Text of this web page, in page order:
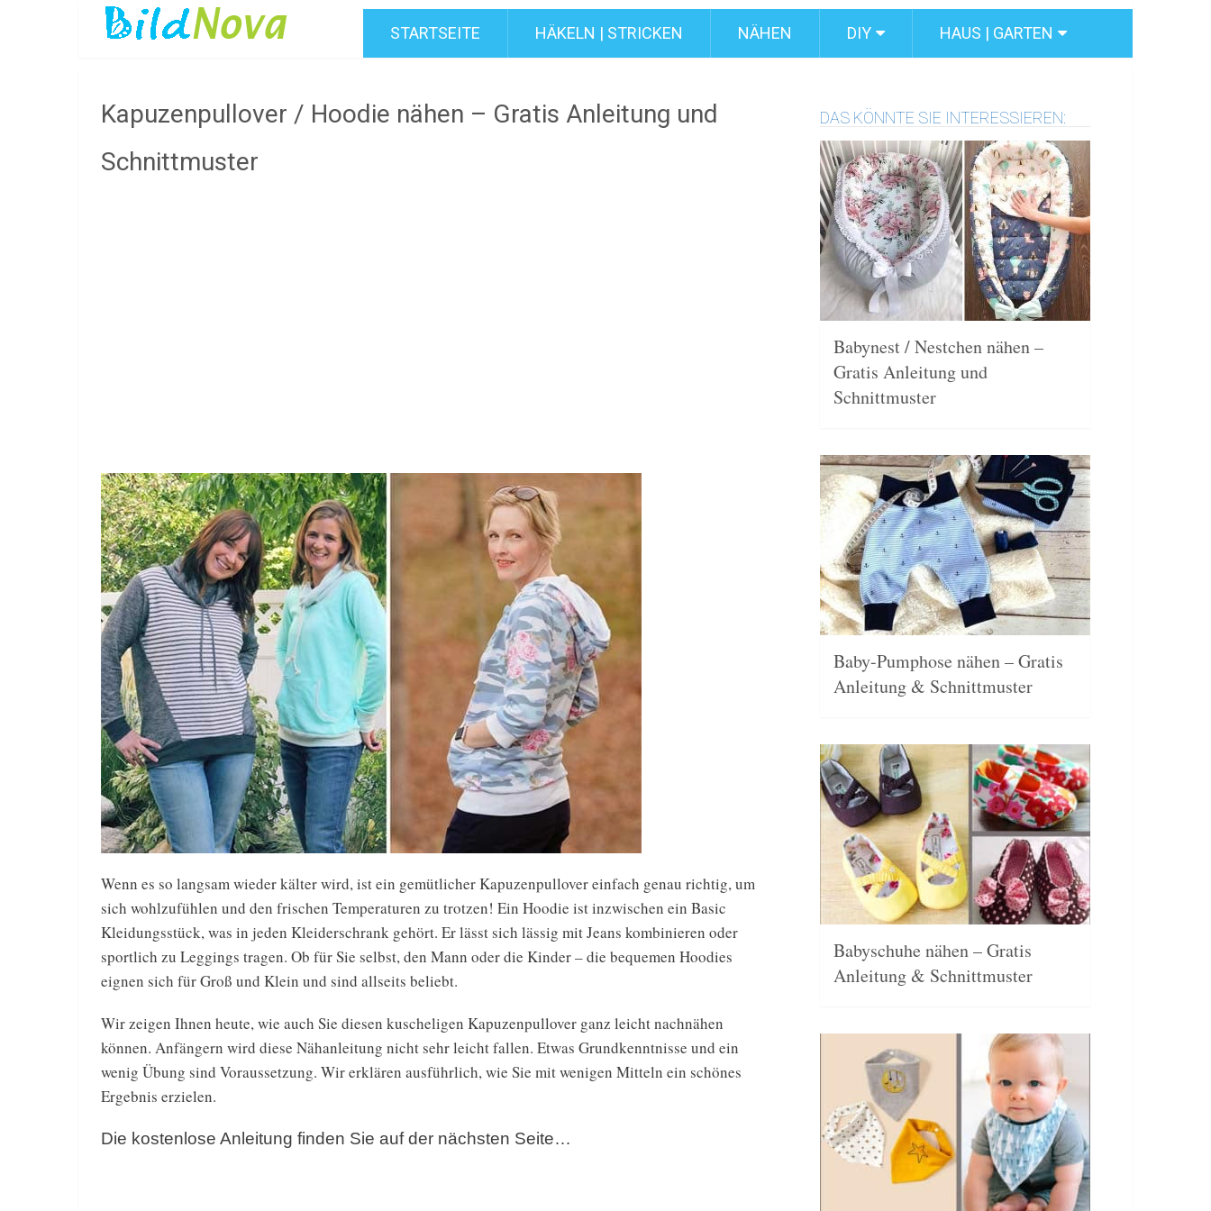
STARTSEITE HÄKELN | STRICKEN NÄHEN DIY HAUS | GARTEN
Kapuzenpullover / Hoodie nähen – Gratis Anleitung und
Schnittmuster
Wenn es so langsam wieder kälter wird, ist ein gemütlicher Kapuzenpullover einfach genau richtig, um
sich wohlzufühlen und den frischen Temperaturen zu trotzen! Ein Hoodie ist inzwischen ein Basic
Kleidungsstück, was in jeden Kleiderschrank gehört. Er lässt sich lässig mit Jeans kombinieren oder
sportlich zu Leggings tragen. Ob für Sie selbst, den Mann oder die Kinder – die bequemen Hoodies
eignen sich für Groß und Klein und sind allseits beliebt.
Wir zeigen Ihnen heute, wie auch Sie diesen kuscheligen Kapuzenpullover ganz leicht nachnähen
können. Anfängern wird diese Nähanleitung nicht sehr leicht fallen. Etwas Grundkenntnisse und ein
wenig Übung sind Voraussetzung. Wir erklären ausführlich, wie Sie mit wenigen Mitteln ein schönes
Ergebnis erzielen.
Die kostenlose Anleitung finden Sie auf der nächsten Seite…
DAS KÖNNTE SIE INTERESSIEREN:
Babynest / Nestchen nähen –
Gratis Anleitung und
Schnittmuster
Baby-Pumphose nähen – Gratis
Anleitung & Schnittmuster
Babyschuhe nähen – Gratis
Anleitung & Schnittmuster